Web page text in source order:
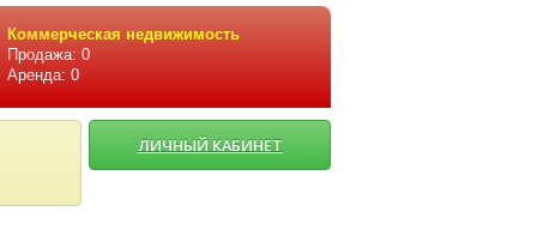
Коммерческая недвижимость
Продажа: 0
Аренда: 0
ЛИЧНЫЙ КАБИНЕТ